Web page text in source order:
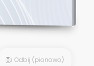
Odbij (pionowo)